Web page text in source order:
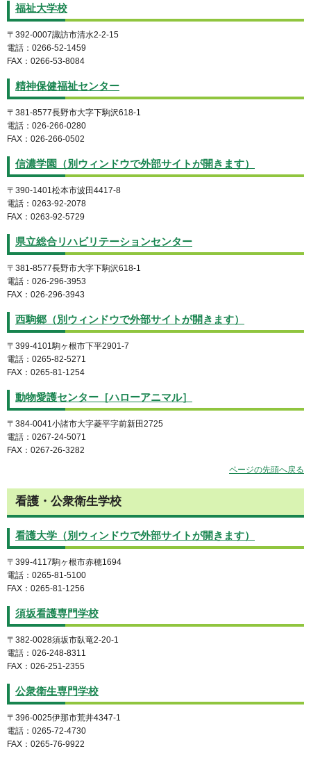
福祉大学校
〒392-0007諏訪市清水2-2-15
電話：0266-52-1459
FAX：0266-53-8084
精神保健福祉センター
〒381-8577長野市大字下駒沢618-1
電話：026-266-0280
FAX：026-266-0502
信濃学園（別ウィンドウで外部サイトが開きます）
〒390-1401松本市波田4417-8
電話：0263-92-2078
FAX：0263-92-5729
県立総合リハビリテーションセンター
〒381-8577長野市大字下駒沢618-1
電話：026-296-3953
FAX：026-296-3943
西駒郷（別ウィンドウで外部サイトが開きます）
〒399-4101駒ヶ根市下平2901-7
電話：0265-82-5271
FAX：0265-81-1254
動物愛護センター［ハローアニマル］
〒384-0041小諸市大字菱平字前新田2725
電話：0267-24-5071
FAX：0267-26-3282
ページの先頭へ戻る
看護・公衆衛生学校
看護大学（別ウィンドウで外部サイトが開きます）
〒399-4117駒ヶ根市赤穂1694
電話：0265-81-5100
FAX：0265-81-1256
須坂看護専門学校
〒382-0028須坂市臥竜2-20-1
電話：026-248-8311
FAX：026-251-2355
公衆衛生専門学校
〒396-0025伊那市荒井4347-1
電話：0265-72-4730
FAX：0265-76-9922